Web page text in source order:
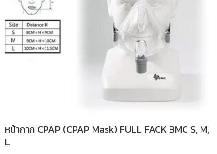
หน้ากาก CPAP (CPAP Mask) FULL FACK BMC S, M,
L